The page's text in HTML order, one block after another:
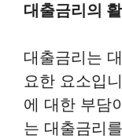
대출금리의
대출금리는
요한 요소입
에 대한 부담
는 대출금리